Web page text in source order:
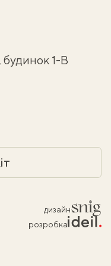
будинок 1-В
дизайн
розробка